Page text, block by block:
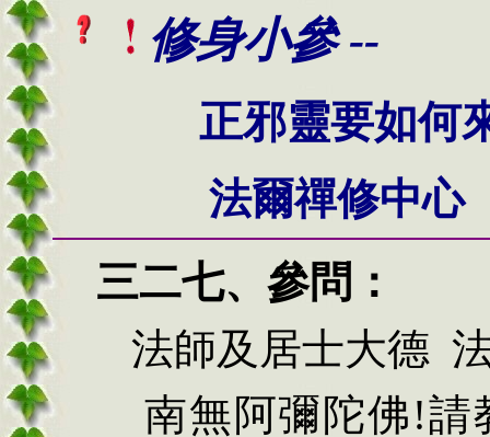
修身小參 --
正邪靈要如何
法爾禪修中心
三二七、 參問：
法師及居士大德
南無阿彌陀佛!請